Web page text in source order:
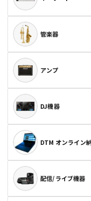
管楽器
アンプ
DJ機器
DTM オンライン
配信/ライブ機器